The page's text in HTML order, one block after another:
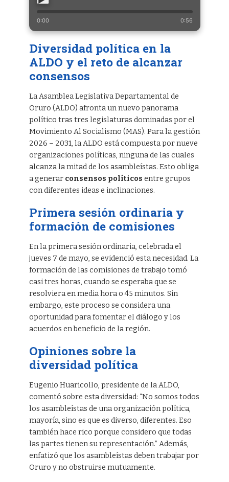
0:00 0:56
Diversidad política en la
ALDO y el reto de alcanzar
consensos
La Asamblea Legislativa Departamental de
Oruro (ALDO) afronta un nuevo panorama
político tras tres legislaturas dominadas por el
Movimiento Al Socialismo (MAS). Para la gestión
2026 – 2031, la ALDO está compuesta por nueve
organizaciones políticas, ninguna de las cuales
alcanza la mitad de los asambleístas. Esto obliga
a generar consensos políticos entre grupos
con diferentes ideas e inclinaciones.
Primera sesión ordinaria y
formación de comisiones
En la primera sesión ordinaria, celebrada el
jueves 7 de mayo, se evidenció esta necesidad. La
formación de las comisiones de trabajo tomó
casi tres horas, cuando se esperaba que se
resolviera en media hora o 45 minutos. Sin
embargo, este proceso se considera una
oportunidad para fomentar el diálogo y los
acuerdos en beneficio de la región.
Opiniones sobre la
diversidad política
Eugenio Huaricollo, presidente de la ALDO,
comentó sobre esta diversidad: “No somos todos
los asambleístas de una organización política,
mayoría, sino es que es diverso, diferentes. Eso
también hace rico porque considero que todas
las partes tienen su representación.” Además,
enfatizó que los asambleístas deben trabajar por
Oruro y no obstruirse mutuamente.